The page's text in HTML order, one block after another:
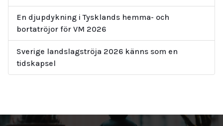
En djupdykning i Tysklands hemma- och
bortatröjor för VM 2026
Sverige landslagströja 2026 känns som en
tidskapsel